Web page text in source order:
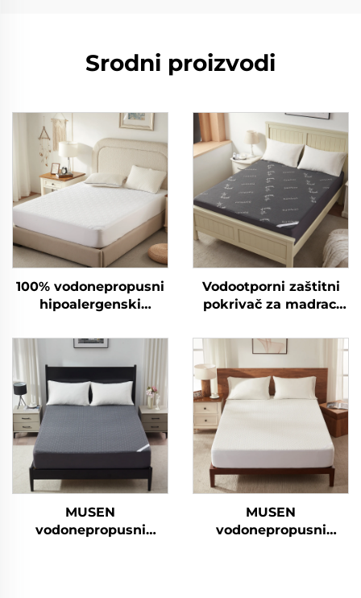
Srodni proizvodi
100% vodonepropusni
hipoalergenski
dubokim džepovima
6-15 inča, disajni
pokrivač za madrac za
hotel i kuću (bijela)
Vodootporni zaštitni
pokrivač za madrac,
bambusa debljine
6"-15", 3D zračna
tkanina za madrac,
tihi, perilom otporan
za spavaću sobu, hotel
MUSEN
vodonepropusni
MUSEN
vodonepropusni